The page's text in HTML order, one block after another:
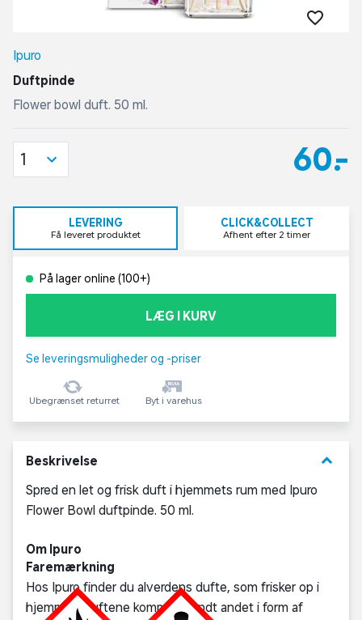
Ipuro
Duftpinde
Flower bowl duft. 50 ml.
60,-
1
LEVERING
Få leveret produktet
CLICK&COLLECT
Afhent efter 2 timer
På lager online (100+)
LÆG I KURV
Se leveringsmuligheder og -priser
Ubegrænset returret Byt i varehus
Beskrivelse keyboard_arrow_down
Spred en let og frisk duft i hjemmets rum med Ipuro
Flower Bowl duftpinde. 50 ml.
Om Ipuro
Hos Ipuro finder du alverdens dufte, som frisker op i
hjemmet. Duftene kommer blandt andet i form af
Faremærkning